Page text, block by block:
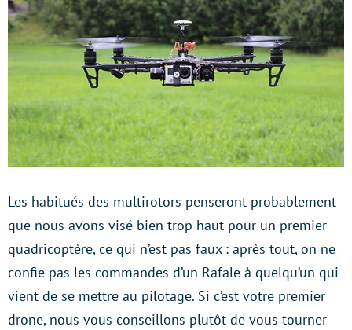
Les habitués des multirotors penseront probablement
que nous avons visé bien trop haut pour un premier
quadricoptère, ce qui n’est pas faux : après tout, on ne
confie pas les commandes d’un Rafale à quelqu’un qui
vient de se mettre au pilotage. Si c’est votre premier
drone, nous vous conseillons plutôt de vous tourner